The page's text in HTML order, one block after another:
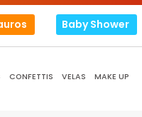
Baby Shower
CONFETTIS VELAS MAKE UP